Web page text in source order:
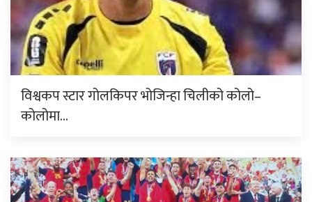
विश्वकप स्टार गोलकिपर भोजिन्हा चिलीको कोलो–
कोलोमा…